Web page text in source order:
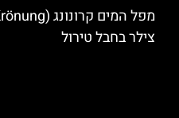
צילר בחבל טירול